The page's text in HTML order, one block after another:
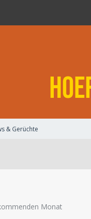
& Gerüchte
Monat